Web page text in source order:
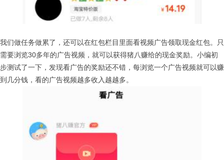
我们做任务做累了，还可以在红包栏目里面看视频广告领取现金红包。只
需要浏览30多年的广告视频，就可以获得猪八赚给的现金奖励。小编初
步测试了一下，发现看广告的奖励还不错，每浏览一个广告视频就可以赚
到几分钱，看的广告视频越多收入越越多。